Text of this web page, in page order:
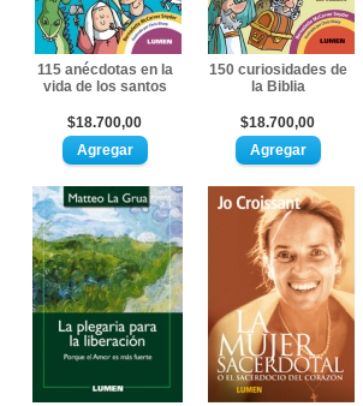
115 anécdotas en la
vida de los santos
$18.700,00
150 curiosidades de
la Biblia
$18.700,00